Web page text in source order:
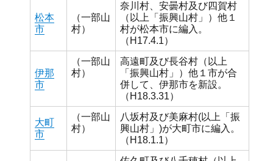
松本
市
（一部山
村）
奈川村、安曇村及び四賀村
（以上「振興山村」）他１
村が松本市に編入。
（H17.4.1）
伊那
市
（一部山
村）
高遠町及び長谷村（以上
「振興山村」）他１市が合
併して、伊那市を新設。
（H18.3.31）
大町
市
（一部山
村）
八坂村及び美麻村(以上「振
興山村」)が大町市に編入。
（H18.1.1）